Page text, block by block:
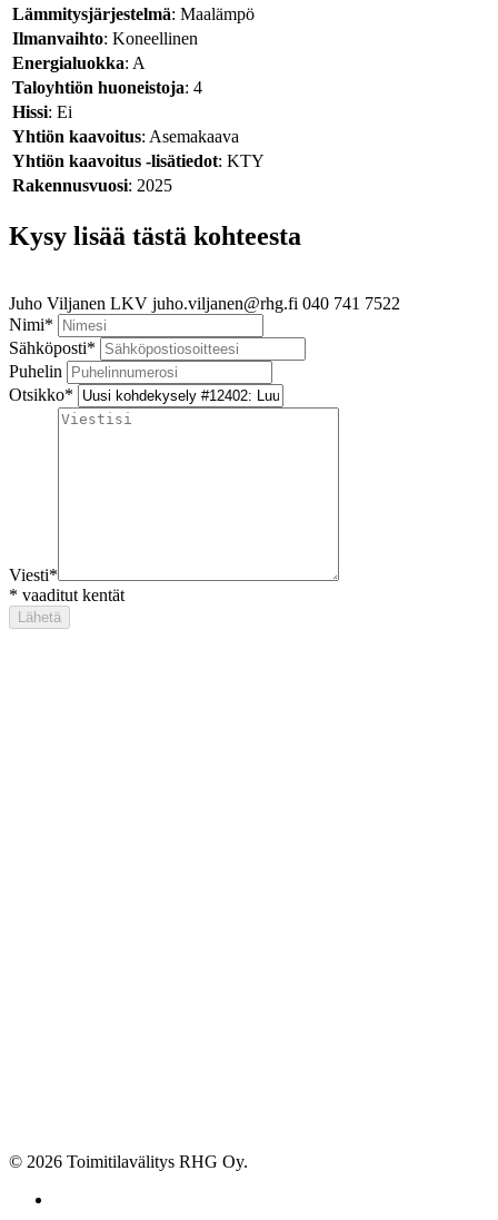
Lämmitysjärjestelmä: Maalämpö
Ilmanvaihto: Koneellinen
Energialuokka: A
Taloyhtiön huoneistoja: 4
Hissi: Ei
Yhtiön kaavoitus: Asemakaava
Yhtiön kaavoitus -lisätiedot: KTY
Rakennusvuosi: 2025
Kysy lisää tästä kohteesta
Juho Viljanen LKV juho.viljanen@rhg.fi 040 741 7522
Nimi*
Sähköposti*
Puhelin
Otsikko*
Viesti*
* vaaditut kentät
© 2026 Toimitilavälitys RHG Oy.